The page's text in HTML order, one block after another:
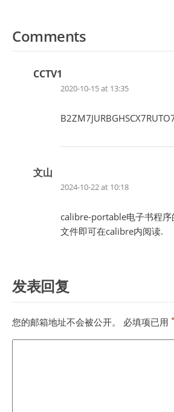
Comments
CCTV1
2020-10-15 at 13:35
文山
2024-10-22 at 10:18
calibre-portable电子书程
文件即可在calibre内阅读.
发表回复
您的邮箱地址不会被公开。 必填项已用 *